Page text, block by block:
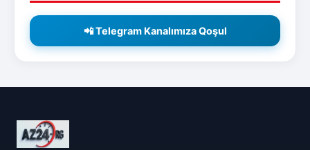
📲 Telegram Kanalımıza Qoşul